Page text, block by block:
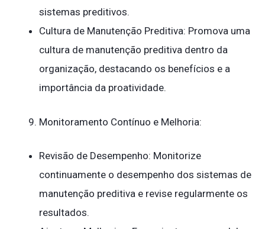
sistemas preditivos.
Cultura de Manutenção Preditiva: Promova uma
cultura de manutenção preditiva dentro da
organização, destacando os benefícios e a
importância da proatividade.
Monitoramento Contínuo e Melhoria:
Revisão de Desempenho: Monitorize
continuamente o desempenho dos sistemas de
manutenção preditiva e revise regularmente os
resultados.